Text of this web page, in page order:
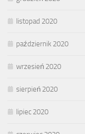
listopad 2020
październik 2020
wrzesień 2020
sierpień 2020
lipiec 2020